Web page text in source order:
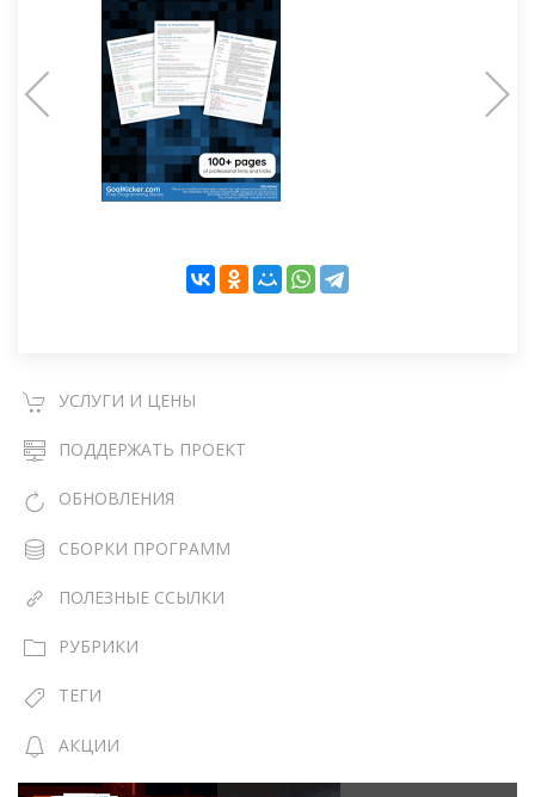
УСЛУГИ И ЦЕНЫ
ПОДДЕРЖАТЬ ПРОЕКТ
ОБНОВЛЕНИЯ
СБОРКИ ПРОГРАММ
ПОЛЕЗНЫЕ ССЫЛКИ
РУБРИКИ
ТЕГИ
АКЦИИ